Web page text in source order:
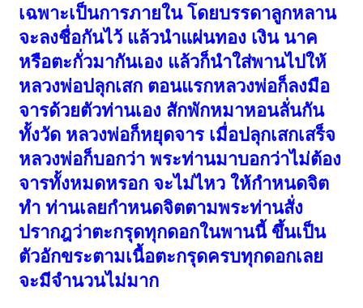
เฉพาะเป็นการภายใน โดยบรรดาลูกหลาน
จะลงชื่อกันไว้ แล้วนำแผ่นทอง เงิน นาค
หรือตะกั่วมากันเอง แล้วก็นำใส่พานไปให้
หลวงพ่อปลุกเสก ตอนแรกหลวงพ่อก็ลงมือ
จารด้วยตัวท่านเอง สักพักหมาหอนลั่นกัน
ทั้งวัด หลวงพ่อก็หยุดจาร เมื่อปลุกเสกเสร็จ
หลวงพ่อก็บอกว่า พระท่านมาบอกว่าไม่ต้อง
จารทั้งหมดหรอก จะไม่ไหว ให้กำหนดจิต
ทำ ท่านเลยกำหนดจิตตามพระท่านสั่ง
ปรากฎว่าตะกรุดทุกดอกในพานนี้ ขึ้นเป็น
ตัวอักขระตามเนื้อตะกรุดครบทุกดอกเลย
จะมีจำนวนไม่มาก